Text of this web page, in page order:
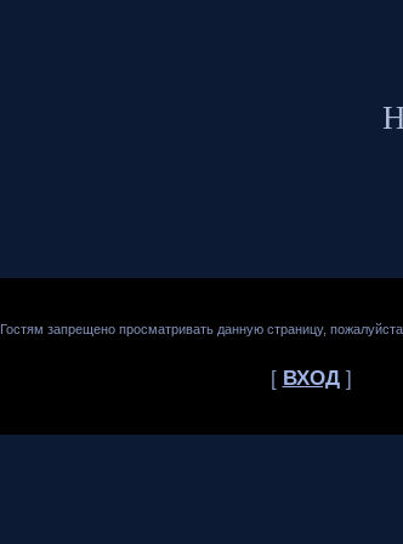
Гостям запрещено просматривать данную страницу, пожалуйста
[ ВХОД]